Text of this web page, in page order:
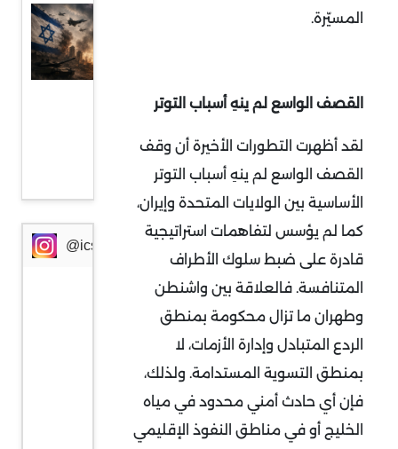
المسيّرة.
القصف الواسع لم ينهِ أسباب التوتر
لقد أظهرت التطورات الأخيرة أن وقف
القصف الواسع لم ينهِ أسباب التوتر
الأساسية بين الولايات المتحدة وإيران،
كما لم يؤسس لتفاهمات استراتيجية
قادرة على ضبط سلوك الأطراف
المتنافسة. فالعلاقة بين واشنطن
وطهران ما تزال محكومة بمنطق
الردع المتبادل وإدارة الأزمات، لا
بمنطق التسوية المستدامة. ولذلك،
فإن أي حادث أمني محدود في مياه
الخليج أو في مناطق النفوذ الإقليمي
المواجهة
بين إيران
وإسرائيل
@icssresearch